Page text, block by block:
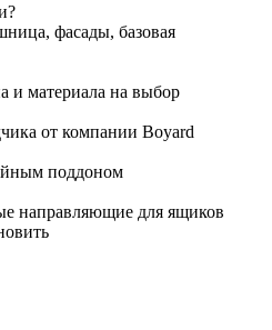
фасады, базовая
и материала на выбор
от компании Boyard
поддоном
направляющие для ящиков